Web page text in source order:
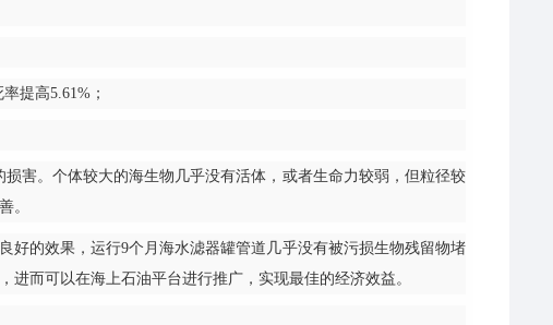
提高5.61%；
。个体较大的海生物几乎没有活体，或者生命力较弱，但粒径较
。
的效果，运行9个月海水滤器罐管道几乎没有被污损生物残留物堵
而可以在海上石油平台进行推广，实现最佳的经济效益。